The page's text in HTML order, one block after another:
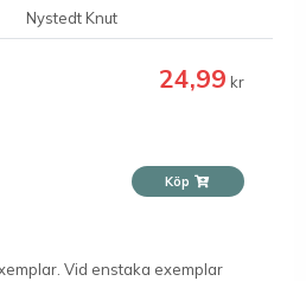
Nystedt Knut
24,99 kr
Köp
Vid enstaka exemplar